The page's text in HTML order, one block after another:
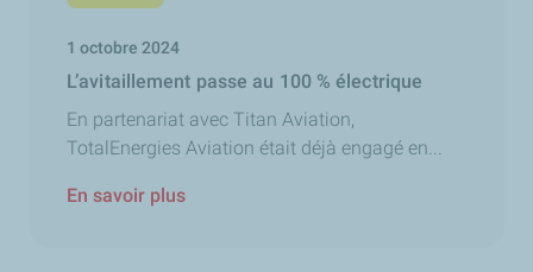
1 octobre 2024
L’avitaillement passe au 100 % électrique
En partenariat avec Titan Aviation,
TotalEnergies Aviation était déjà engagé en...
En savoir plus